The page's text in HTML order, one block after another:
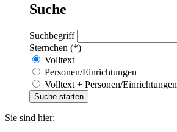
Suche
Suchbegriff
Sternchen (*)
Volltext
Personen/Einrichtungen
Volltext + Personen/Einrichtungen
Sie sind hier: